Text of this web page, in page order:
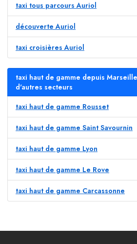
taxi tous parcours Auriol
découverte Auriol
taxi croisières Auriol
taxi haut de gamme depuis
d'autres secteurs
taxi haut de gamme Rousset
taxi haut de gamme Saint Savournin
taxi haut de gamme Lyon
taxi haut de gamme Le Rove
taxi haut de gamme Carcassonne